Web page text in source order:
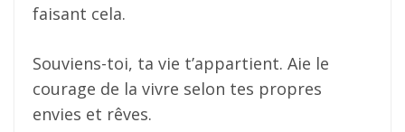
faisant cela.
Souviens-toi, ta vie t’appartient. Aie le
courage de la vivre selon tes propres
envies et rêves.